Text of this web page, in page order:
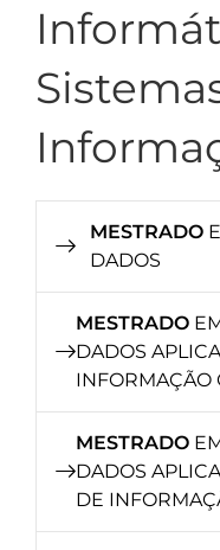
MESTRADO
DADOS
MESTRADO
DADOS
INFORMAÇÃO
MESTRADO
DADOS
DE